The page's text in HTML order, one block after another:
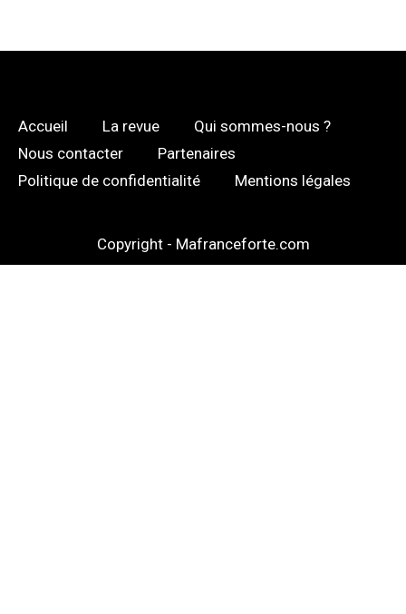
Accueil La revue
Qui sommes-nous ?
Nous contacter
Partenaires
Politique de confidentialité
Mentions légales
Copyright - Mafranceforte.com